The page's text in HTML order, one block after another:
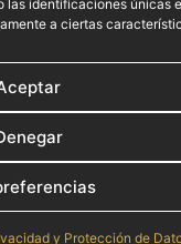
identificaciones únicas
a ciertas
y Protección de